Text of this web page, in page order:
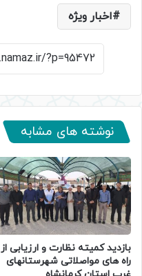
اخبار ویژه
نوشته های مشابه
بازدید کمیته نظارت و ارزیابی از
راه های مواصلاتی شهرستانهای